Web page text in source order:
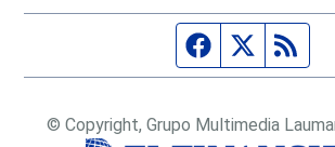
Página deFuente
© Copyright, Grupo Multimedia